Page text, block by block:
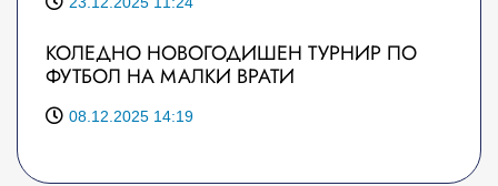
КОЛЕДНО НОВОГОДИШЕН ТУРНИР ПО
ФУТБОЛ НА МАЛКИ ВРАТИ
08.12.2025 14:19